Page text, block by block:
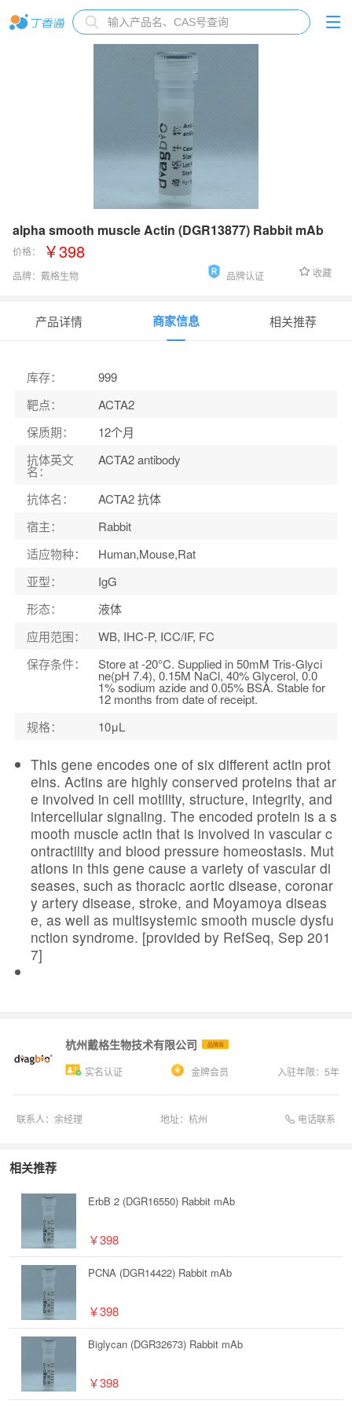
alpha smooth muscle Actin (DGR13877) Rabbit mAb
价格： ￥398
品牌： 戴格生物 品牌认证
应用范围：WB, IHC-P, ICC/IF, FC
收藏
产品详情 商家信息 相关推荐
库存：
999
靶点：
ACTA2
保质期：
12个月
抗体英文
名：
ACTA2 antibody
抗体名：
ACTA2 抗体
宿主：
Rabbit
适应物种：
Human,Mouse,Rat
亚型：
IgG
形态：
液体
应用范围：
WB, IHC-P, ICC/IF, FC
保存条件： Store at -20°C. Supplied in 50mM Tris-Glyci
ne(pH 7.4), 0.15M NaCl, 40% Glycerol, 0.0
1% sodium azide and 0.05% BSA. Stable for
12 months from date of receipt.
规格： 10μL
This gene encodes one of six different actin prot
eins. Actins are highly conserved proteins that ar
e involved in cell motility, structure, integrity, and
intercellular signaling. The encoded protein is a s
mooth muscle actin that is involved in vascular c
ontractility and blood pressure homeostasis. Mut
ations in this gene cause a variety of vascular di
seases, such as thoracic aortic disease, coronar
y artery disease, stroke, and Moyamoya diseas
e, as well as multisystemic smooth muscle dysfu
nction syndrome. [provided by RefSeq, Sep 201
7]
杭州戴格生物技术有限公司 品牌商
实名认证 金牌会员 入驻年限： 5年
联系人： 余经理 地址： 杭州 电话联系
相关推荐
ErbB 2 (DGR16550) Rabbit mAb
￥398
PCNA (DGR14422) Rabbit mAb
￥398
Biglycan (DGR32673) Rabbit mAb
￥398